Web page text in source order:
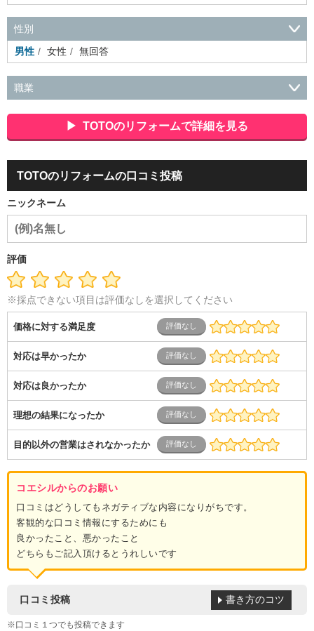
性別
男性
女性 無回答
職業
広告・マスコミ
接客・小売・流通・外食・食
品
アミューズメント・エンターテイメント・ゲーム関連
美
ダル・葬祭
メディア職
クリエイティブ・デザイン・映像・
芸能・イベント・コンパニオン
ム開発・SE・インフラ）
導体・制御）
警備・交通・建築・土木技術職
医療・福祉・
介護
その他
ス
士業・コンサルティング 金融・商社
不動産・保険・サ
ービス
専業主婦（夫）
営業
TOTOのリフォームで詳細を見る
TOTOのリフォームの口コミ投稿
ニックネーム
評価
※採点できない項目は評価なしを選択してください
価格に対する満足度
対応は早かったか
対応は良かったか
理想の結果になったか
目的以外の営業はされなかったか
コエシルからのお願い
口コミはどうしてもネガティブな内容になりがちです。
客観的な口コミ情報にするためにも
良かったこと、悪かったこと
どちらもご記入頂けるとうれしいです
口コミ投稿
※口コミ１つでも投稿できます
書き方のコツ